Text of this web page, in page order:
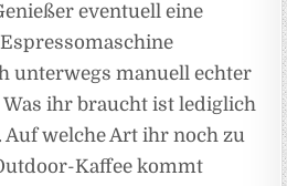
eventuell eine
unterwegs manuell echter
ihr braucht ist lediglich
Auf welche Art ihr noch zu
Kaffee kommt